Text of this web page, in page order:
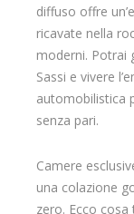
diffuso offre
ricavate nella
moderni. Potrai
Sassi e vivere
automobilistica
senza pari.
Camere
una colazione
zero. Ecco